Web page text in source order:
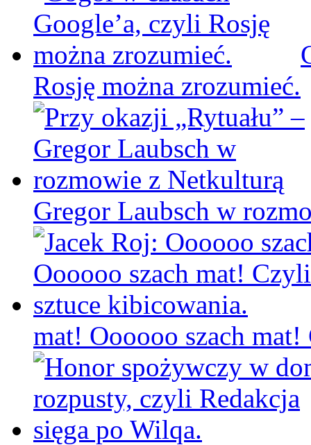
Rosję można zrozumieć.
Gregor Laubsch w
mat! Oooooo szach